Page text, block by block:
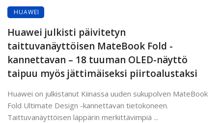
HUAWEI
Huawei julkisti päivitetyn
taittuvanäyttöisen MateBook Fold -
kannettavan – 18 tuuman OLED-näyttö
taipuu myös jättimäiseksi piirtoalustaksi
Huawei on julkistanut Kiinassa uuden sukupolven MateBook
Fold Ultimate Design -kannettavan tietokoneen.
Taittuvanäyttöisen läppärin merkittävimpiä ...